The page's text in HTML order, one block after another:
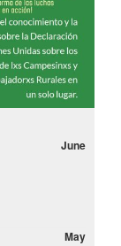
October
September